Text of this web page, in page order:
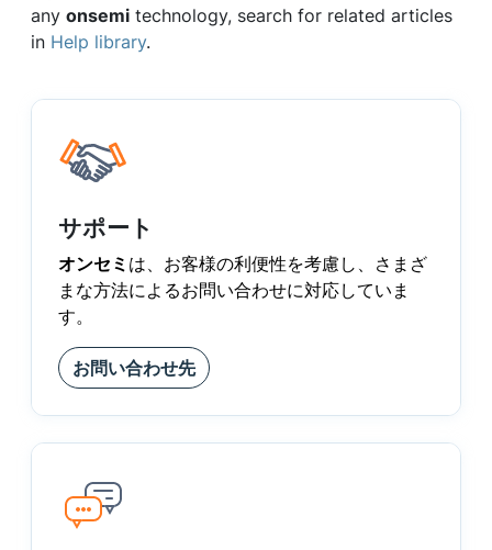
any onsemi technology, search for related articles
in Help library.
サポート
オンセミ は、お客様の利便性を考慮し、さまざ
まな方法によるお問い合わせに対応していま
す。
お問い合わせ先